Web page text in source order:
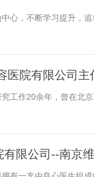
心，不断学习提升，
医院有限公司主
工作20余年，曾在北
限公司--南京